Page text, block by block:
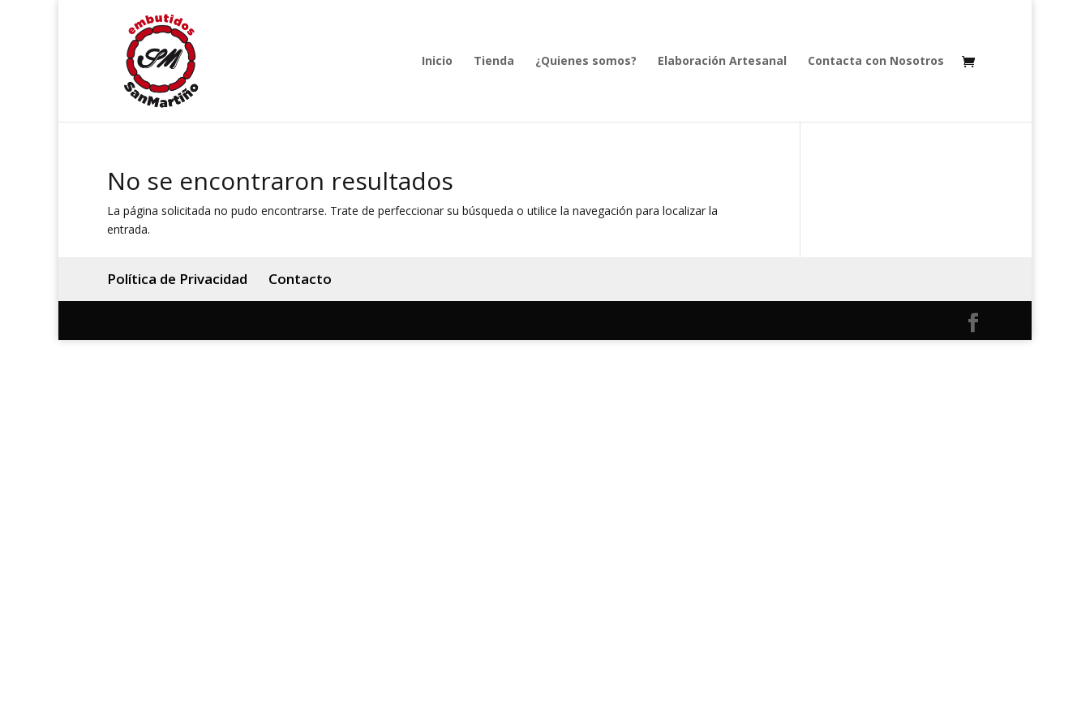
Inicio Tienda ¿Quienes somos? Elaboración Artesanal Contacta con Nosotros
No se encontraron resultados
La página solicitada no pudo encontrarse. Trate de perfeccionar su búsqueda o utilice la navegación para localizar la
entrada.
Política de Privacidad Contacto